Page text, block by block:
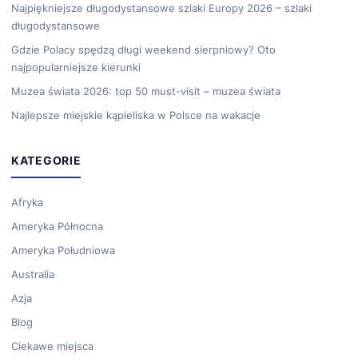
Najpiękniejsze długodystansowe szlaki Europy 2026 – szlaki
długodystansowe
Gdzie Polacy spędzą długi weekend sierpniowy? Oto
najpopularniejsze kierunki
Muzea świata 2026: top 50 must-visit – muzea świata
Najlepsze miejskie kąpieliska w Polsce na wakacje
KATEGORIE
Afryka
Ameryka Północna
Ameryka Południowa
Australia
Azja
Blog
Ciekawe miejsca